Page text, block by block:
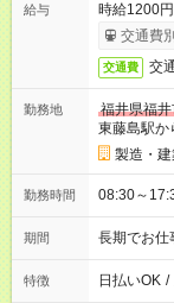
給与
時給1200円
交通費
交通費 交
勤務地
福井県福
東藤島駅か
製造・
勤務時間 08:30～
期間 長期でお仕
特徴 日払いOK /